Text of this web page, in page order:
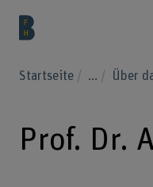
Startseite ... Über
Prof. Dr.